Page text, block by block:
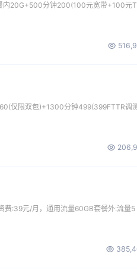
内20G+500分钟200(100元宽带+100元
仅限双包)+1300分钟499(399FTTR调
费:39元/月，通用流量60GB套餐外:流量5